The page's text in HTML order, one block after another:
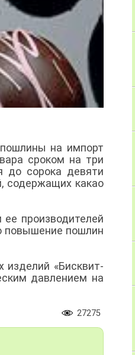
на импорт
сроком на три
до сорока девяти
содержащих какао
производителей
повышение пошлин
изделий «Бисквит-
давлением на
27275